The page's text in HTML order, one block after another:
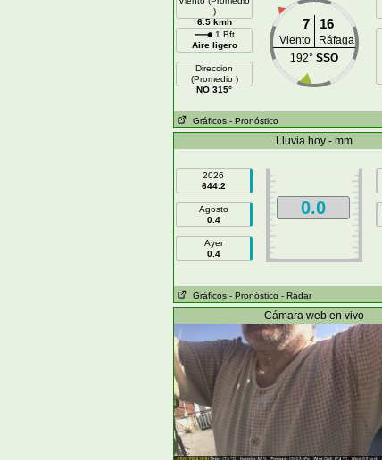
)
6.5 kmh
1 Bft
Aire ligero
Direccion
(Promedio )
NO 315°
7 16
Viento
Ráfaga
192° SSO
Gráficos - Pronóstico
Lluvia hoy - mm
2026
644.2
Agosto
0.4
Ayer
0.4
0.0
Gráficos - Pronóstico - Radar
Cámara web en vivo